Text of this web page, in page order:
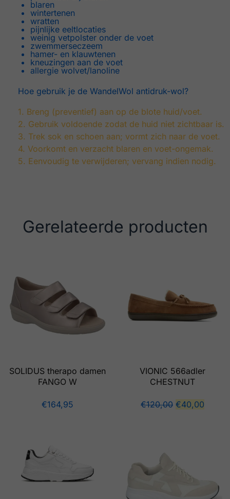
blaren
wintertenen
wratten
pijnlijke eeltlocaties
weinig vetpolster onder de voet
zwemmerseczeem
hamer- en klauwtenen
kneuzingen aan de voet
allergie wolvet/lanoline
Hoe gebruik je de WandelWol antidruk-wol?
1. Breng (preventief) aan op de blote huid/voet.
2. Gebruik voldoende zodat de huid niet zichtbaar is.
3. Trek sok en schoen aan; vormt zich naar de voet.
4. Voorkomt en verzacht blaren en voet-ongemak.
5. Eenvoudig te verwijderen; vervang indien nodig.
Gerelateerde producten
SOLIDUS therapo damen
FANGO W
€164,95
VIONIC 566adler
CHESTNUT
€120,00 €40,00